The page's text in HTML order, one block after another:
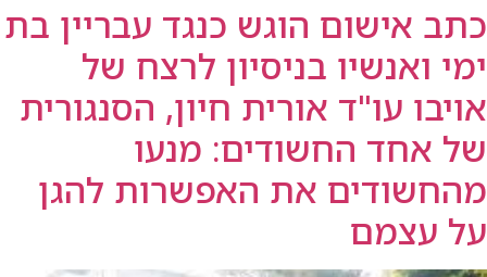
כתב אישום הוגש כנגד עבריין בת
ימי ואנשיו בניסיון לרצח של
אויבו עו"ד אורית חיון, הסנגורית
של אחד החשודים: מנעו
מהחשודים את האפשרות להגן
על עצמם